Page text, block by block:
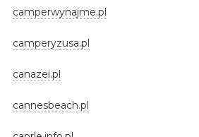
camperwynajme.pl
camperyzusa.pl
canazei.pl
cannesbeach.pl